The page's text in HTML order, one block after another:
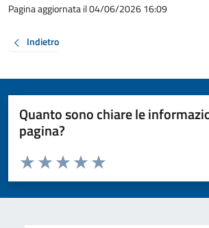
Pagina aggiornata il 04/06/2026 16:09
Indietro
Quanto sono chiare le
pagina?
Valuta da 1 a 5 stelle la pagina
Valuta 5 stelle su 5
Valuta 4 stelle su 5
Valuta 3 stelle su 5
Valuta 2 stelle su 5
Valuta 1 stelle su 5